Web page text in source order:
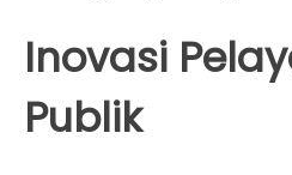
Inovasi
Publik